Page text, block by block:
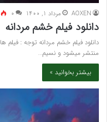
AOXEN مرداد 1, 1400 ۰
دانلود فیلم خشم مردانه
دانلود فیلم خشم مردانه توجه : فیلم
منتشر میشود و نسیم…
بیشتر بخوانید »